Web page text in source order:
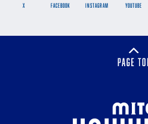
X FACEBOOK INSTAGRAM YOUTUBE